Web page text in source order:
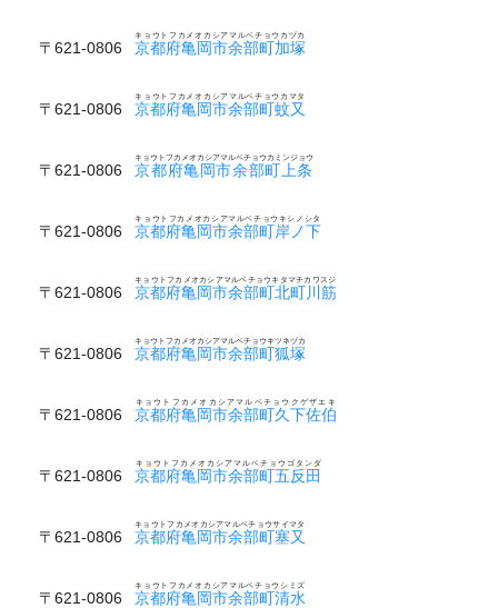
〒621-0806 京都府亀岡市余部町加塚
キョウトフカメオカシアマルベチョウカヅカ
〒621-0806 京都府亀岡市余部町蚊又
キョウトフカメオカシアマルベチョウカマタ
〒621-0806 京都府亀岡市余部町上条
キョウトフカメオカシアマルベチョウカミンジョウ
〒621-0806 京都府亀岡市余部町岸ノ下
キョウトフカメオカシアマルベチョウキシノシタ
〒621-0806 京都府亀岡市余部町北町川筋
キョウトフカメオカシアマルベチョウキタマチカワスジ
〒621-0806 京都府亀岡市余部町狐塚
キョウトフカメオカシアマルベチョウキツネヅカ
〒621-0806 京都府亀岡市余部町久下佐伯
キョウトフカメオカシアマルベチョウクゲザエキ
〒621-0806 京都府亀岡市余部町五反田
キョウトフカメオカシアマルベチョウゴタンダ
〒621-0806 京都府亀岡市余部町塞又
キョウトフカメオカシアマルベチョウサイマタ
〒621-0806 京都府亀岡市余部町清水
キョウトフカメオカシアマルベチョウシミズ